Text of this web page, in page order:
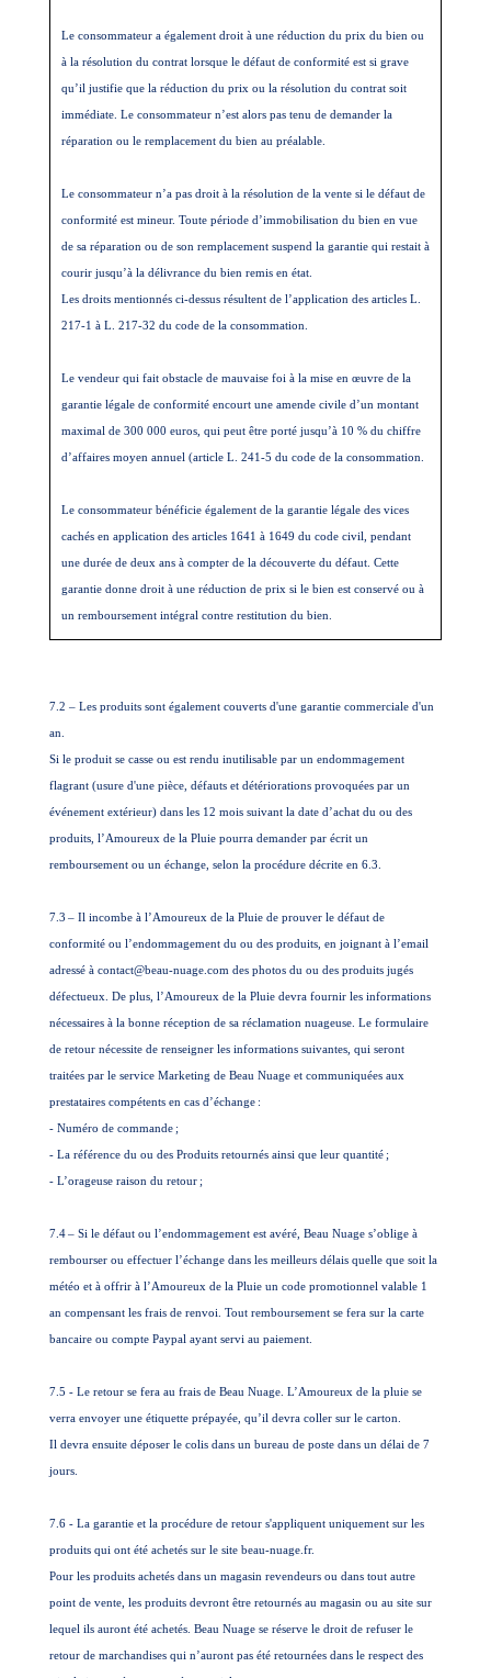
Le consommateur a également droit à une réduction du prix du bien ou
à la résolution du contrat lorsque le défaut de conformité est si grave
qu’il justifie que la réduction du prix ou la résolution du contrat soit
immédiate. Le consommateur n’est alors pas tenu de demander la
réparation ou le remplacement du bien au préalable.
Le consommateur n’a pas droit à la résolution de la vente si le défaut de
conformité est mineur. Toute période d’immobilisation du bien en vue
de sa réparation ou de son remplacement suspend la garantie qui restait à
courir jusqu’à la délivrance du bien remis en état.
Les droits mentionnés ci-dessus résultent de l’application des articles L.
217-1 à L. 217-32 du code de la consommation.
Le vendeur qui fait obstacle de mauvaise foi à la mise en œuvre de la
garantie légale de conformité encourt une amende civile d’un montant
maximal de 300 000 euros, qui peut être porté jusqu’à 10 % du chiffre
d’affaires moyen annuel (article L. 241-5 du code de la consommation.
Le consommateur bénéficie également de la garantie légale des vices
cachés en application des articles 1641 à 1649 du code civil, pendant
une durée de deux ans à compter de la découverte du défaut. Cette
garantie donne droit à une réduction de prix si le bien est conservé ou à
un remboursement intégral contre restitution du bien.
7.2 – Les produits sont également couverts d'une garantie commerciale d'un
an.
Si le produit se casse ou est rendu inutilisable par un endommagement
flagrant (usure d'une pièce, défauts et détériorations provoquées par un
événement extérieur) dans les 12 mois suivant la date d’achat du ou des
produits, l’Amoureux de la Pluie pourra demander par écrit un
remboursement ou un échange, selon la procédure décrite en 6.3.
7.3 – Il incombe à l’Amoureux de la Pluie de prouver le défaut de
conformité ou l’endommagement du ou des produits, en joignant à l’email
adressé à contact@beau-nuage.com des photos du ou des produits jugés
défectueux. De plus, l’Amoureux de la Pluie devra fournir les informations
nécessaires à la bonne réception de sa réclamation nuageuse. Le formulaire
de retour nécessite de renseigner les informations suivantes, qui seront
traitées par le service Marketing de Beau Nuage et communiquées aux
prestataires compétents en cas d’échange :
- Numéro de commande ;
- La référence du ou des Produits retournés ainsi que leur quantité ;
- L’orageuse raison du retour ;
7.4– Si le défaut ou l’endommagement est avéré, Beau Nuage s’oblige à
rembourser ou effectuer l’échange dans les meilleurs délais quelle que soit la
météo et à offrir à l’Amoureux de la Pluie un code promotionnel valable 1
an compensant les frais de renvoi. Tout remboursement se fera sur la carte
bancaire ou compte Paypal ayant servi au paiement.
7.5 - Le retour se fera au frais de Beau Nuage. L’Amoureux de la pluie se
verra envoyer une étiquette prépayée, qu’il devra coller sur le carton.
Il devra ensuite déposer le colis dans un bureau de poste dans un délai de 7
jours.
7.6 - La garantie et la procédure de retour s'appliquent uniquement sur les
produits qui ont été achetés sur le site beau-nuage.fr.
Pour les produits achetés dans un magasin revendeurs ou dans tout autre
point de vente, les produits devront être retournés au magasin ou au site sur
lequel ils auront été achetés. Beau Nuage se réserve le droit de refuser le
retour de marchandises qui n’auront pas été retournées dans le respect des